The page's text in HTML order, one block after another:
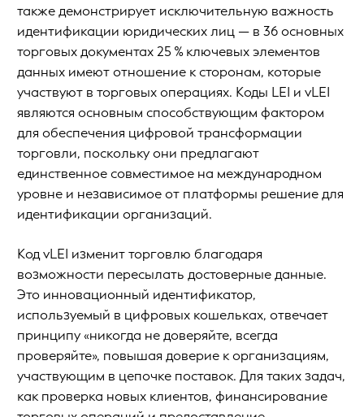
также демонстрирует исключительную важность
идентификации юридических лиц — в 36 основных
торговых документах 25 % ключевых элементов
данных имеют отношение к сторонам, которые
участвуют в торговых операциях. Коды LEI и vLEI
являются основным способствующим фактором
для обеспечения цифровой трансформации
торговли, поскольку они предлагают
единственное совместимое на международном
уровне и независимое от платформы решение для
идентификации организаций.
Код vLEI изменит торговлю благодаря
возможности пересылать достоверные данные.
Это инновационный идентификатор,
используемый в цифровых кошельках, отвечает
принципу «никогда не доверяйте, всегда
проверяйте», повышая доверие к организациям,
участвующим в цепочке поставок. Для таких задач,
как проверка новых клиентов, финансирование